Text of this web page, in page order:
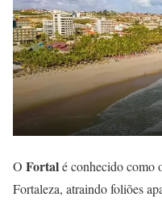
O Fortalé conhecido como
Fortaleza, atraindo foliões